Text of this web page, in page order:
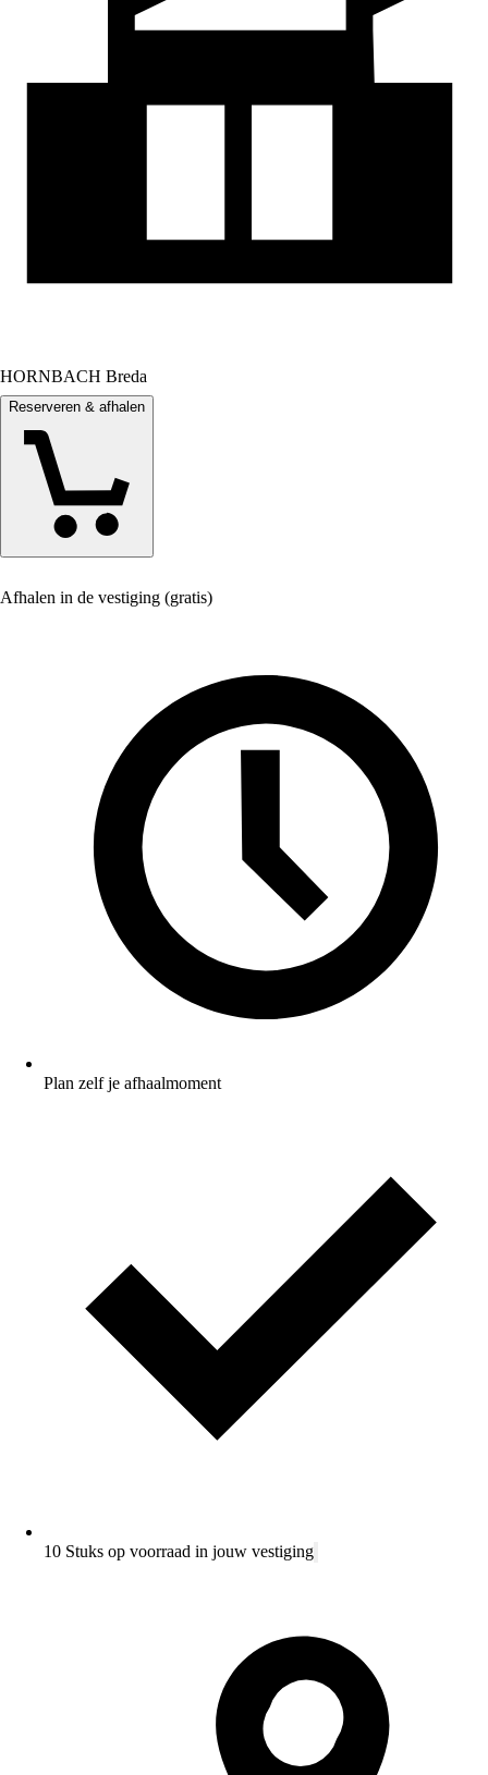
HORNBACH Breda
Reserveren & afhalen
Afhalen in de vestiging (gratis)
Plan zelf je afhaalmoment
10 Stuks op voorraad in jouw vestiging